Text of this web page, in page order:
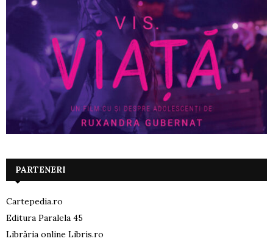
PARTENERI
Cartepedia.ro
Editura Paralela 45
Librăria online Libris.ro